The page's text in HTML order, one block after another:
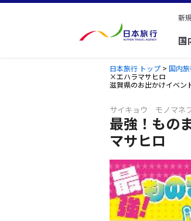
新
国
日本旅行 トップ > 国内
×エハラマサヒロ
滋賀県のお出かけイベン
サイキョウ モノマ
最強！もの
マサヒロ